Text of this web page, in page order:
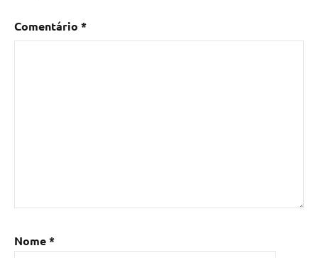
madeira
com
de
Comentário *
Nome*